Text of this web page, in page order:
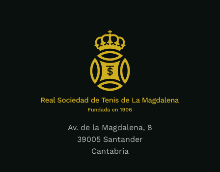
Av. de la Magdalena, 8
39005 Santander
Cantabria